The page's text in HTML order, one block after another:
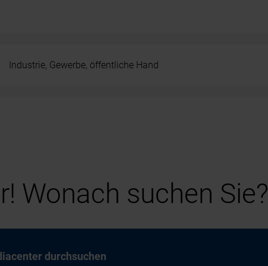
Industrie, Gewerbe, öffentliche Hand
Wonach suchen Sie?
durchsuchen